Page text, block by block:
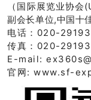
（国际展览业协
副会长单位,中国十
电话：020-
传真：020-
E-mail:
官网: www.sf-